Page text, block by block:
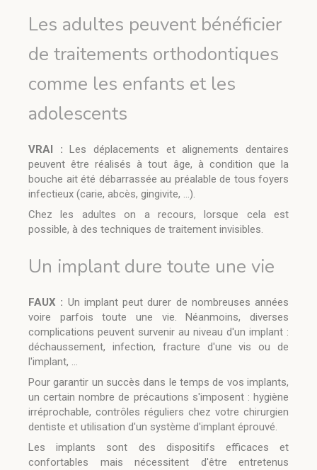
Les adultes peuvent bénéficier
de traitements orthodontiques
comme les enfants et les
adolescents
VRAI :Les déplacements et alignements dentaires
peuvent être réalisés à tout âge, à condition que la
bouche ait été débarrassée au préalable de tous foyers
infectieux (carie, abcès, gingivite, ...).
Chez les adultes on a recours, lorsque cela est
possible, à des techniques de traitement invisibles.
Un implant dure toute une vie
FAUX : Un implant peut durer de nombreuses années
voire parfois toute une vie. Néanmoins, diverses
complications peuvent survenir au niveau d'un implant :
déchaussement, infection, fracture d'une vis ou de
l'implant, ...
Pour garantir un succès dans le temps de vos implants,
un certain nombre de précautions s'imposent : hygiène
irréprochable, contrôles réguliers chez votre chirurgien
dentiste et utilisation d'un système d'implant éprouvé.
Les implants sont des dispositifs efficaces et
confortables mais nécessitent d'être entretenus